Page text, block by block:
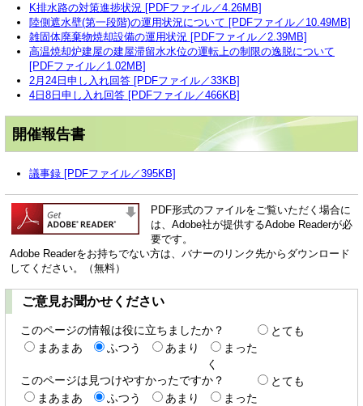
K排水路の対策進捗状況 [PDFファイル／4.26MB]
陸側遮水壁(第一段階)の運用状況について [PDFファイル／10.49MB]
雑固体廃棄物焼却設備の運用状況 [PDFファイル／2.39MB]
高温焼却炉建屋の建屋滞留水水位の運転上の制限の逸脱について
[PDFファイル／1.02MB]
2月24日申し入れ回答 [PDFファイル／33KB]
4日8日申し入れ回答 [PDFファイル／466KB]
開催報告書
議事録 [PDFファイル／395KB]
PDF形式のファイルをご覧いただく場合に
は、Adobe社が提供するAdobe Readerが必
要です。
Adobe Readerをお持ちでない方は、バナーのリンク先からダウンロード
してください。（無料）
ご意見お聞かせください
このページの情報は役に立ちましたか？
とても
まあまあ
ふつう あまり
まった
く
このページは見つけやすかったですか？
とても
まあまあ
ふつう あまり
まった